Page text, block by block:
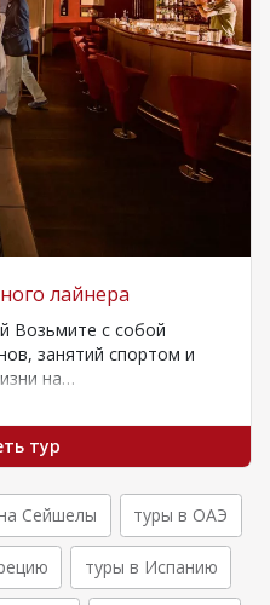
лайнера
Возьмите с собой
занятий спортом и
на…
тур
Сейшелы туры в ОАЭ
туры в Испанию